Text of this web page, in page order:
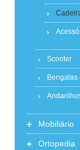
Scooter
+ Mobiliário
+ Ortopedia